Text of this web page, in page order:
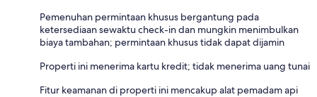
Pemenuhan permintaan khusus bergantung pada
ketersediaan sewaktu check-in dan mungkin menimbulkan
biaya tambahan; permintaan khusus tidak dapat dijamin
Properti ini menerima kartu kredit; tidak menerima uang tunai
Fitur keamanan di properti ini mencakup alat pemadam api